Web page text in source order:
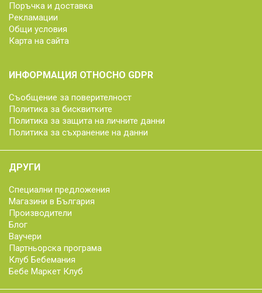
Поръчка и доставка
Рекламации
Общи условия
Карта на сайта
ИНФОРМАЦИЯ ОТНОСНО GDPR
Съобщение за поверителност
Политика за бисквитките
Политика за защита на личните данни
Политика за съхранение на данни
ДРУГИ
Специални предложения
Магазини в България
Производители
Блог
Ваучери
Партньорска програма
Клуб Бебемания
Бебе Маркет Клуб